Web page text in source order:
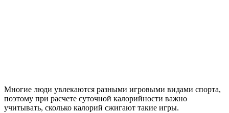
Многие люди увлекаются разными игровыми видами спорта,
поэтому при расчете суточной калорийности важно
учитывать, сколько калорий сжигают такие игры.